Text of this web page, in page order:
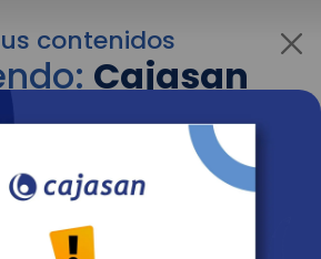
contenidos
Cajasan
contenido de tu interés más
utilizar el menú